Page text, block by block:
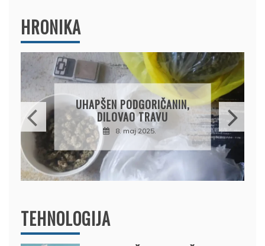
HRONIKA
DRŽAVLJANIN RUSIJE
OSUMNJIČEN DA JE
PRODAO TUĐI BMW,
DRŽAVU NAPUSTIO
BRODOM
12. februar 2025.
TEHNOLOGIJA